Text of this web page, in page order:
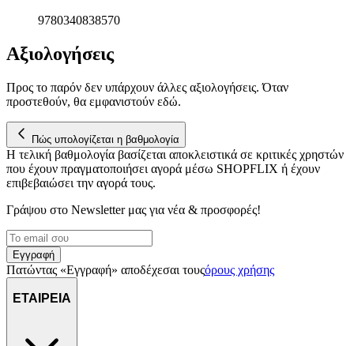
9780340838570
Αξιολογήσεις
Προς το παρόν δεν υπάρχουν άλλες αξιολογήσεις. Όταν
προστεθούν, θα εμφανιστούν εδώ.
Πώς υπολογίζεται η βαθμολογία
Η τελική βαθμολογία βασίζεται αποκλειστικά σε κριτικές χρηστών
που έχουν πραγματοποιήσει αγορά μέσω SHOPFLIX ή έχουν
επιβεβαιώσει την αγορά τους.
Γράψου στο Νewsletter μας για νέα & προσφορές!
Εγγραφή
Πατώντας «Εγγραφή» αποδέχεσαι τουςόρους χρήσης
ΕΤΑΙΡΕΙΑ